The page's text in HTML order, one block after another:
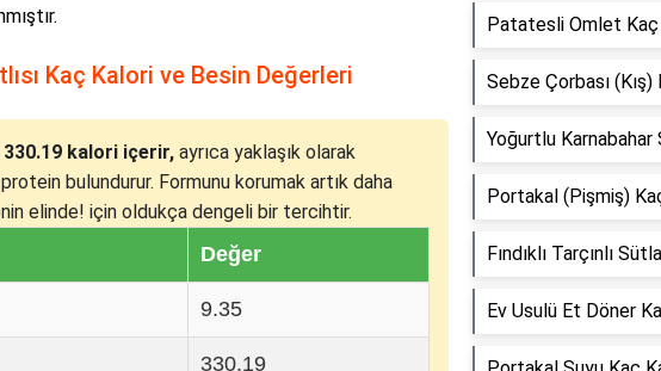
Kaç Kalori ve Besin Değerleri
330.19 kalori içerir, ayrıca yaklaşık olarak
bulundurur. Formunu korumak artık daha
elinde! için oldukça dengeli bir tercihtir.
Değer
9.35
330.19
Patatesli Omlet Kaç
Sebze Çorbası (Kış)
Yoğurtlu Karnabahar
Portakal (Pişmiş)
Fındıklı Tarçınlı
Ev Usulü Et Döner